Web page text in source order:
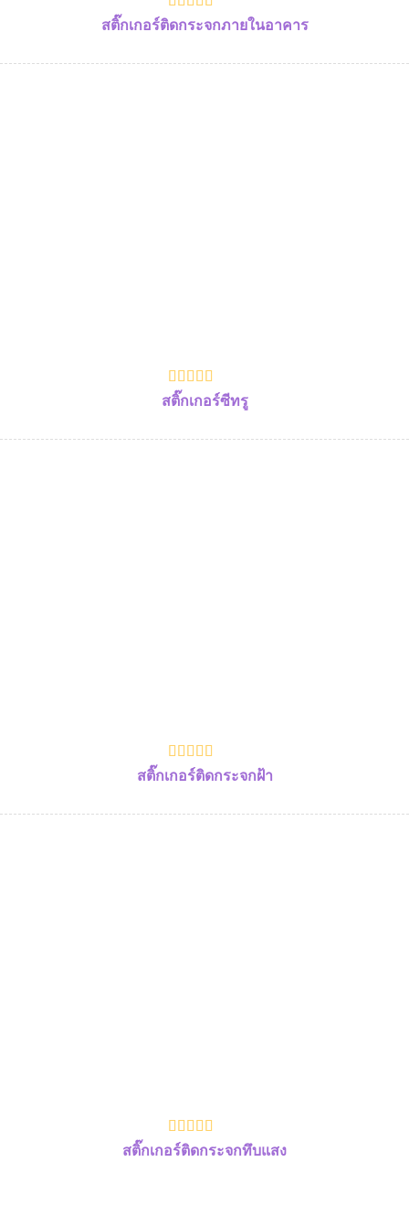
สติ๊กเกอร์ติดกระจกภายในอาคาร
สติ๊กเกอร์ซีทรู
สติ๊กเกอร์ติดกระจกฝ้า
สติ๊กเกอร์ติดกระจกทึบแสง